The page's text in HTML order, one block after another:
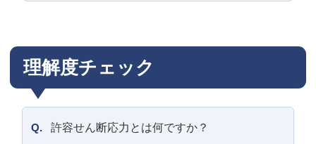
理解度チェック
Q. 許容せん断応力とは何ですか？